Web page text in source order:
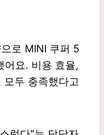
로 MINI 쿠퍼 5
어요. 비용 효율,
두 충족했다고